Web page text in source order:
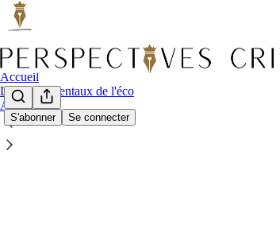
S'abonner Se connecter
Accueil
Les fondamentaux de l'éco
Archiver